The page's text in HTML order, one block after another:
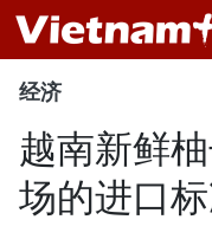
经济
越南新鲜
场的进口